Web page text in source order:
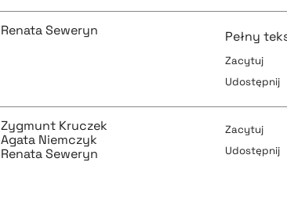
pobierz cytat
Renata Seweryn Pełny
Zacytuj
Udostępnij
Zygmunt Kruczek
Agata Niemczyk
Renata Seweryn
Zacytuj
Udostępnij